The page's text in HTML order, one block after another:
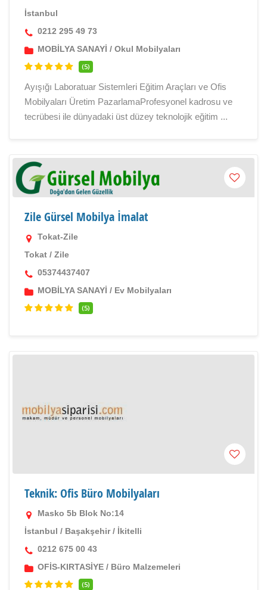
İstanbul
0212 295 49 73
MOBİLYA SANAYİ / Okul Mobilyaları
(5)
Ayışığı Laboratuar Sistemleri Eğitim Araçları ve Ofis
Mobilyaları Üretim PazarlamaProfesyonel kadrosu ve
tecrübesi ile dünyadaki üst düzey teknolojik eğitim ...
Zile Gürsel Mobilya İmalat
Tokat-Zile
Tokat / Zile
05374437407
MOBİLYA SANAYİ / Ev Mobilyaları
(5)
Teknik: Ofis Büro Mobilyaları
Masko 5b Blok No:14
İstanbul / Başakşehir/ İkitelli
0212 675 00 43
OFİS-KIRTASİYE / Büro Malzemeleri
(5)